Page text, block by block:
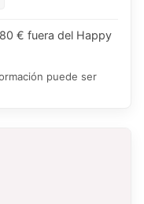
€ fuera del Happy
puede ser